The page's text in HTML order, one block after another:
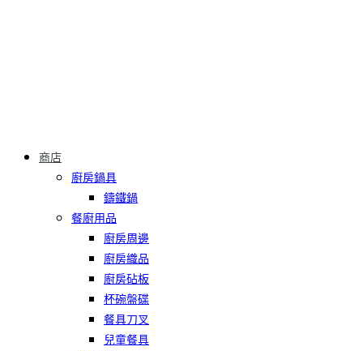
商店
廚房鍋具
鑄鐵鍋
餐廚用品
廚房周邊
廚房織品
廚房砧板
杯碗盤碟
餐具刀叉
兒童餐具